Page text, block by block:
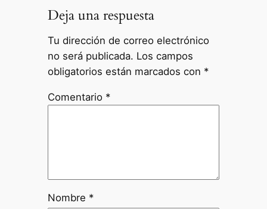
Deja una respuesta
Tu dirección de correo electrónico
no será publicada. Los campos
obligatorios están marcados con *
Comentario *
Nombre *